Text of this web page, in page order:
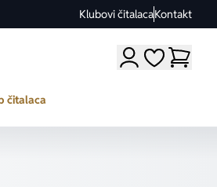
Klubovi čitalacaKontakt
Moji omiljeni
čitalaca